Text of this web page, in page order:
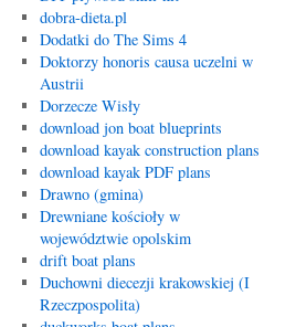
dobra-dieta.pl
Dodatki do The Sims 4
Doktorzy honoris causa uczelni w
Austrii
Dorzecze Wisły
download jon boat blueprints
download kayak construction plans
download kayak PDF plans
Drawno (gmina)
Drewniane kościoły w
województwie opolskim
drift boat plans
Duchowni diecezji krakowskiej (I
Rzeczpospolita)